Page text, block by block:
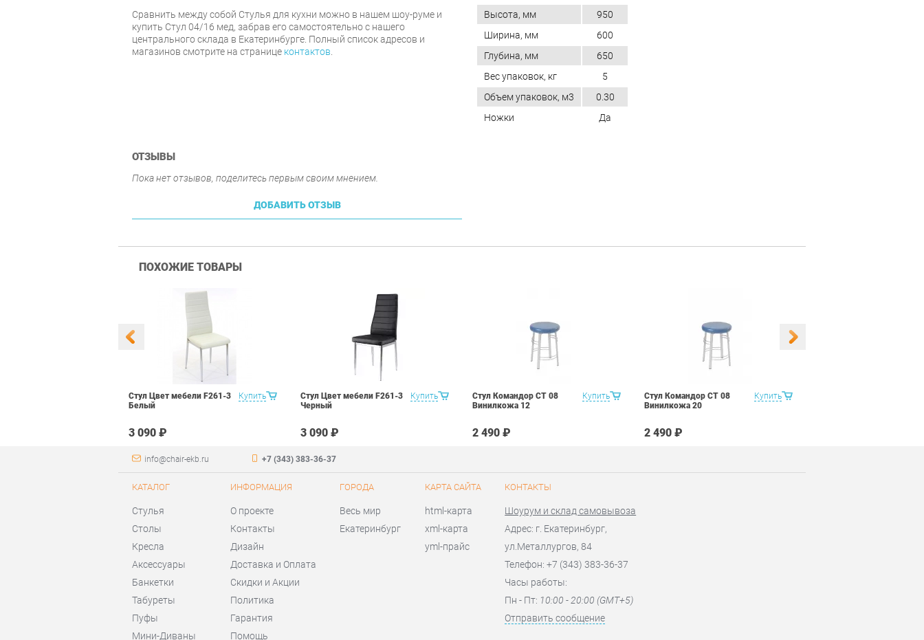
Cравнить между собой Стулья для кухни можно в нашем шоу-руме и
купить Стул 04/16 мед, забрав его самостоятельно с нашего
центрального склада в Екатеринбурге. Полный список адресов и
магазинов смотрите на странице контактов
Высота, мм
950
Ширина, мм
600
Глубина, мм
650
Вес упаковок, кг
5
Объем упаковок, м3
0.30
Ножки
Да
ОТЗЫВЫ
Пока нет отзывов, поделитесь первым своим мнением.
ДОБАВИТЬ ОТЗЫВ
ПОХОЖИЕ ТОВАРЫ
Купить
Стул Цвет мебели F261-3
Белый
3 090 ₽
Купить
Стул Цвет мебели F261-3
Черный
3 090 ₽
Купить
Стул Командор СТ 08
Винилкожа 12
2 490 ₽
Купить
Стул Командор СТ 08
Винилкожа 20
2 490 ₽
info@chair-ekb.ru +7 (343) 383-36-37
КАТАЛОГ
Стулья
Столы
Кресла
Аксессуары
Банкетки
Табуреты
Пуфы
Мини-Диваны
ИНФОРМАЦИЯ
О проекте
Контакты
Дизайн
Доставка и Оплата
Скидки и Акции
Политика
Гарантия
Помощь
ГОРОДА
Весь мир
Екатеринбург
КАРТА САЙТА
html-карта
xml-карта
yml-прайс
КОНТАКТЫ
Шоурум и склад самовывоза
Адрес: г. Екатеринбург,
ул.Металлургов, 84
Телефон: +7 (343) 383-36-37
Часы работы:
Пн - Пт: 10:00 - 20:00 (GMT+5)
Отправить сообщение